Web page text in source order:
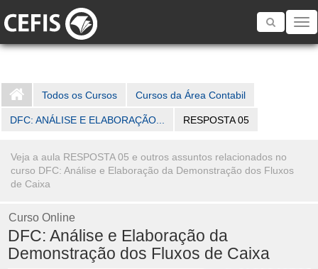
Toggle
Todos os Cursos Cursos da Área Contabil
DFC: ANÁLISE E ELABORAÇÃO... RESPOSTA 05
Veja a aula RESPOSTA 05 e outros assuntos relacionados no
curso DFC: Análise e Elaboração da Demonstração dos Fluxos
de Caixa
Curso Online
DFC: Análise e Elaboração da
Demonstração dos Fluxos de Caixa